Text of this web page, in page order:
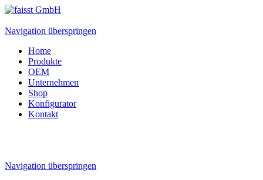
Navigation überspringen
Home
Produkte
OEM
Unternehmen
Shop
Konfigurator
Kontakt
Navigation überspringen